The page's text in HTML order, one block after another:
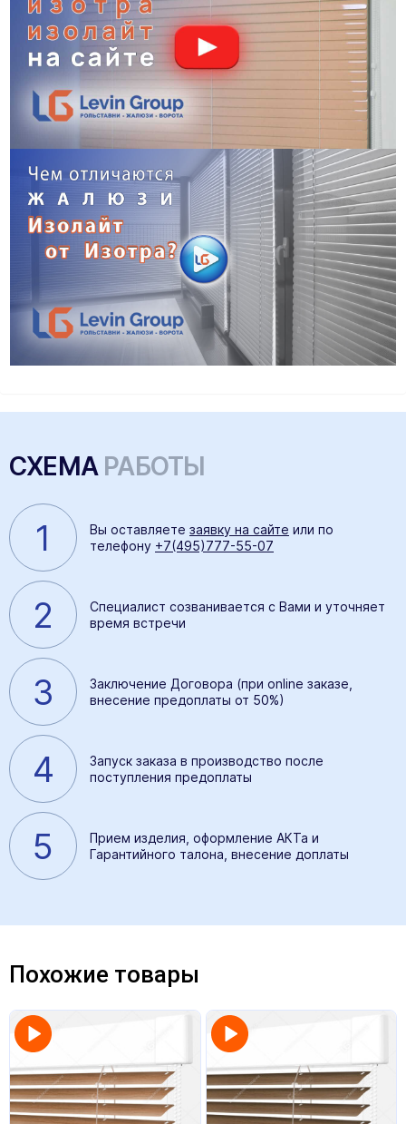
СХЕМАРАБОТЫ
1 Вы оставляете заявку на сайте или по
телефону +7(495)777-55-07
2
Специалист созванивается с Вами и уточняет
время встречи
3
Заключение Договора (при online заказе,
внесение предоплаты от 50%)
4
Запуск заказа в производство после
поступления предоплаты
5
Прием изделия, оформление АКТа и
Гарантийного талона, внесение доплаты
Похожие товары